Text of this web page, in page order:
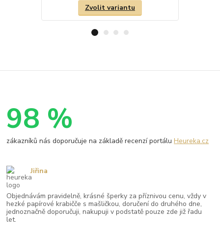
Zvolit variantu
98 %
zákazníků nás doporučuje na základě recenzí portáluHeureka.cz
Objednávám pravidelně, krásné šperky za příznivou cenu, vždy v
hezké papírové krabičče s mašličkou, doručení do druhého dne,
jednoznačně doporučuji, nakupuji v podstatě pouze zde již řadu
let.
Jiřina